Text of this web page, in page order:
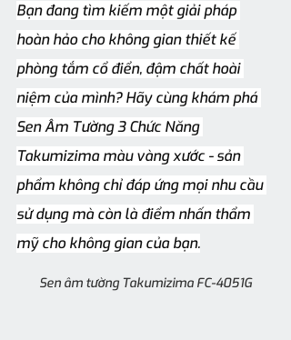
Bạn đang tìm kiếm một giải pháp
hoàn hảo cho không gian thiết kế
phòng tắm cổ điển, đậm chất hoài
niệm của mình? Hãy cùng khám phá
Sen Âm Tường 3 Chức Năng
Takumizima màu vàng xước - sản
phẩm không chỉ đáp ứng mọi nhu cầu
sử dụng mà còn là điểm nhấn thẩm
mỹ cho không gian của bạn.
Sen âm tường Takumizima FC-4051G